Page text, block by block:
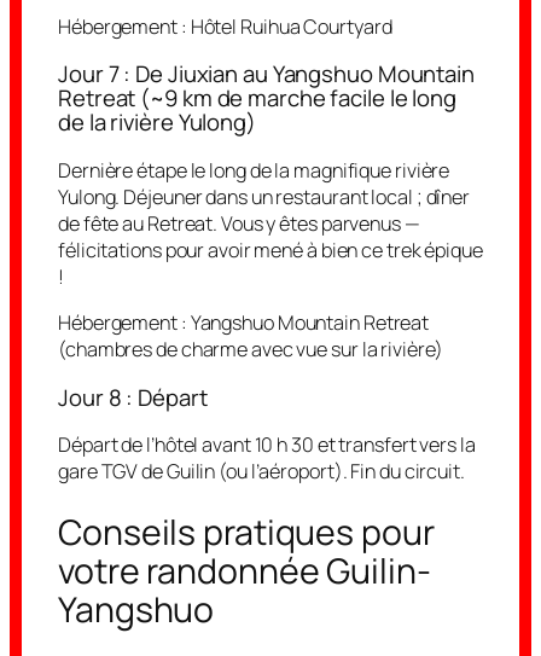
Hébergement : Hôtel Ruihua Courtyard
Jour 7 : De Jiuxian au Yangshuo Mountain
Retreat (~9 km de marche facile le long
de la rivière Yulong)
Dernière étape le long de la magnifique rivière
Yulong. Déjeuner dans un restaurant local ; dîner
de fête au Retreat. Vous y êtes parvenus —
félicitations pour avoir mené à bien ce trek épique
!
Hébergement : Yangshuo Mountain Retreat
(chambres de charme avec vue sur la rivière)
Jour 8 : Départ
Départ de l’hôtel avant 10 h 30 et transfert vers la
gare TGV de Guilin (ou l’aéroport). Fin du circuit.
Conseils pratiques pour
votre randonnée Guilin-
Yangshuo